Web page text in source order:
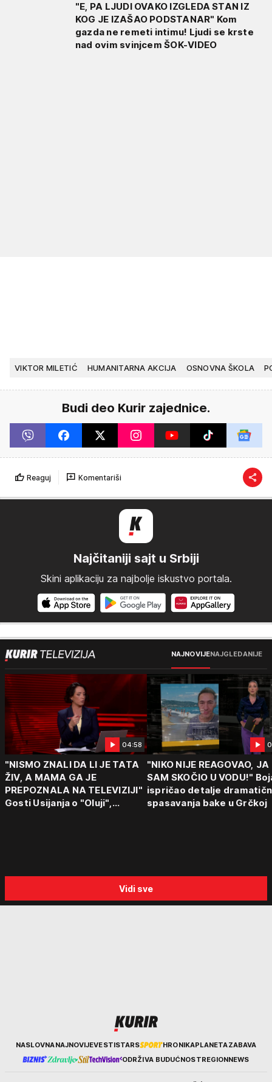
"E, PA LJUDI OVAKO IZGLEDA STAN IZ
KOG JE IZAŠAO PODSTANAR" Kom
gazda ne remeti intimu! Ljudi se krste
nad ovim svinjcem ŠOK-VIDEO
VIKTOR MILETIĆ HUMANITARNA AKCIJA OSNOVNA ŠKOLA
Budi deo Kurir zajednice.
Reaguj Komentariši
Najčitaniji sajt u Srbiji
Skini aplikaciju za najbolje iskustvo portala.
NAJNOVIJENAJGLEDANIJE
04:58
"NISMO ZNALI DA LI JE TATA
ŽIV, A MAMA GA JE
PREPOZNALA NA TELEVIZIJI"
Gosti Usijanja o "Oluji",
"NIKO NIJE REAGOVAO, JA
SAM SKOČIO U VODU!"
ispričao detalje
spasavanja bake u Grčkoj
Vidi sve
KurirNASLOVNANAJNOVIJEVESTISTARS HRONIKAPLANETAZABAVA
ODRŽIVA BUDUĆNOSTREGIONNEWS